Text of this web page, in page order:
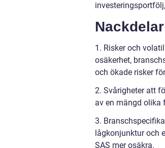
1. Risker och
osäkerhet,
och ökade risker
2. Svårigheter att
av en mängd olika
3.
lågkonjunktur och
SAS mer osäkra.